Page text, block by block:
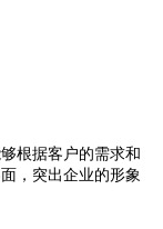
根据客户的需求和
，突出企业的形象